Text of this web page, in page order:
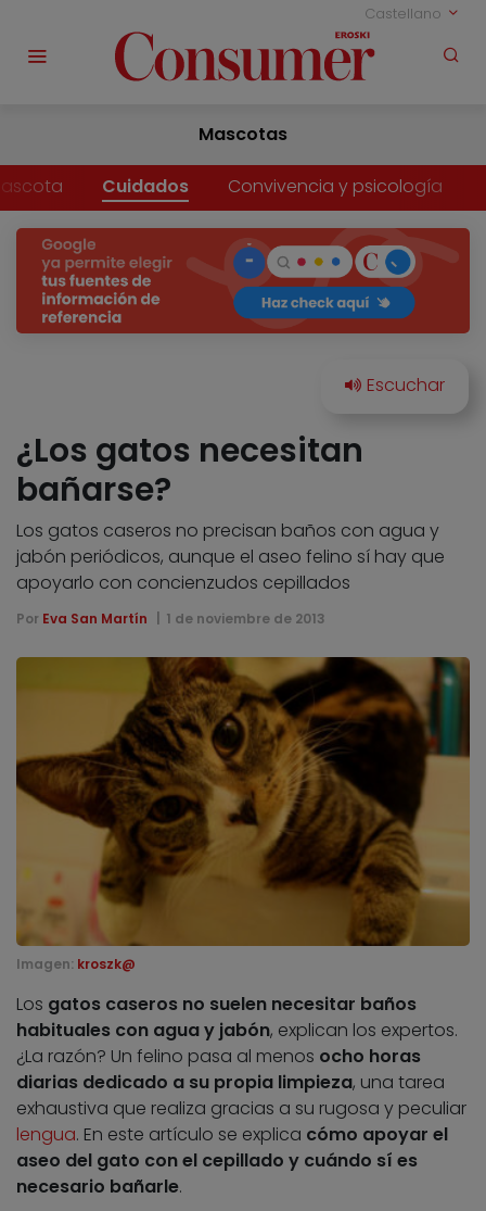
Castellano
Mascotas
Cuidados Convivencia y psicología
¿Los gatos necesitan
bañarse?
Los gatos caseros no precisan baños con agua y
jabón periódicos, aunque el aseo felino sí hay que
apoyarlo con concienzudos cepillados
Por Eva San Martín 1 de noviembre de 2013
Imagen: kroszk@
Los gatos caseros no suelen necesitar baños
habituales con agua y jabón, explican los expertos.
¿La razón? Un felino pasa al menos ocho horas
diarias dedicado a su propia limpieza, una tarea
exhaustiva que realiza gracias a su rugosa y peculiar
lengua. En este artículo se explica cómo apoyar el
aseo del gato con el cepillado y cuándo sí es
necesario bañarle.